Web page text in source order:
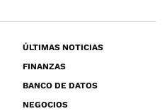
ÚLTIMAS NOTICIAS
FINANZAS
BANCO DE DATOS
NEGOCIOS